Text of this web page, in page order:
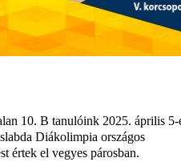
10. B tanulóink 2025. április 5-
Diákolimpia országos
értek el vegyes párosban.